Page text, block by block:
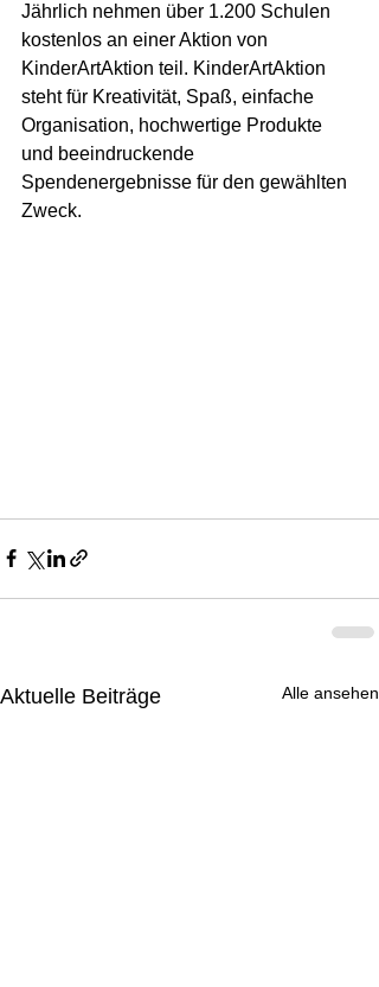
Jährlich nehmen über 1.200 Schulen
kostenlos an einer Aktion von
KinderArtAktion teil. KinderArtAktion
steht für Kreativität, Spaß, einfache
Organisation, hochwertige Produkte
und beeindruckende
Spendenergebnisse für den gewählten
Zweck.
Aktuelle Beiträge Alle ansehen